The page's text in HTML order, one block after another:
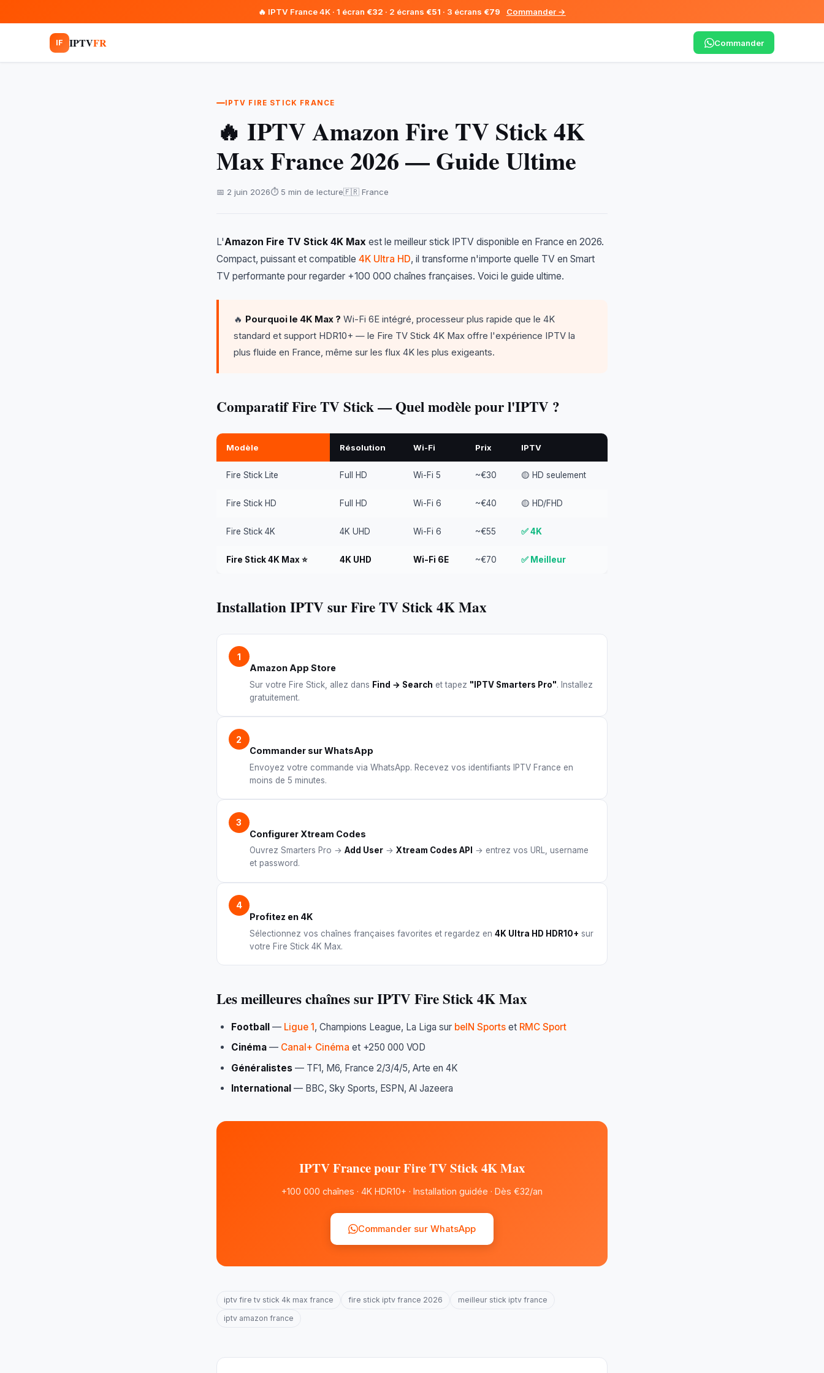
🔥 IPTV France 4K · 1 écran €32 · 2 écrans €51 · 3 écrans €79 Commander →
IF IPTVFR Commander
IPTV FIRE STICK FRANCE
🔥 IPTV Amazon Fire TV Stick 4K
Max France 2026 — Guide Ultime
📅 2 juin 2026⏱️ 5 min de lecture🇫🇷 France
L'Amazon Fire TV Stick 4K Max est le meilleur stick IPTV disponible en France en 2026.
Compact, puissant et compatible 4K Ultra HD, il transforme n'importe quelle TV en Smart
TV performante pour regarder +100 000 chaînes françaises. Voici le guide ultime.
🔥 Pourquoi le 4K Max ? Wi-Fi 6E intégré, processeur plus rapide que le 4K
standard et support HDR10+ — le Fire TV Stick 4K Max offre l'expérience IPTV la
plus fluide en France, même sur les flux 4K les plus exigeants.
Comparatif Fire TV Stick — Quel modèle pour l'IPTV ?
Modèle Résolution Wi-Fi Prix IPTV
Fire Stick Lite Full HD Wi-Fi 5 ~€30 🟡 HD seulement
Fire Stick HD Full HD Wi-Fi 6 ~€40 🟡 HD/FHD
Fire Stick 4K 4K UHD Wi-Fi 6 ~€55 ✅ 4K
Fire Stick 4K Max ⭐ 4K UHD Wi-Fi 6E ~€70 ✅ Meilleur
Installation IPTV sur Fire TV Stick 4K Max
1
Amazon App Store
Sur votre Fire Stick, allez dans Find → Search et tapez "IPTV Smarters Pro". Installez
gratuitement.
2
Commander sur WhatsApp
Envoyez votre commande via WhatsApp. Recevez vos identifiants IPTV France en
moins de 5 minutes.
3
Configurer Xtream Codes
Ouvrez Smarters Pro → Add User→ Xtream Codes API
→ entrez vos URL, username
et password.
4
Profitez en 4K
Sélectionnez vos chaînes françaises favorites et regardez en 4K Ultra HD HDR10+ sur
votre Fire Stick 4K Max.
Les meilleures chaînes sur IPTV Fire Stick 4K Max
Football— Ligue 1, Champions League, La Liga sur beIN Sportset RMC Sport
Cinéma— Canal+ Cinéma et +250 000 VOD
Généralistes— TF1, M6, France 2/3/4/5, Arte en 4K
International— BBC, Sky Sports, ESPN, Al Jazeera
IPTV France pour Fire TV Stick 4K Max
+100 000 chaînes · 4K HDR10+ · Installation guidée · Dès €32/an
Commander sur WhatsApp
iptv fire tv stick 4k max france fire stick iptv france 2026
meilleur stick iptv france
iptv amazon france